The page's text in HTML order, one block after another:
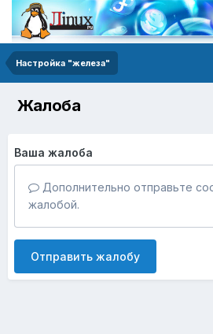
Настройка "железа"
Жалоба
Ваша жалоба
Дополнительно отправьте
жалобой.
Отправить жалобу